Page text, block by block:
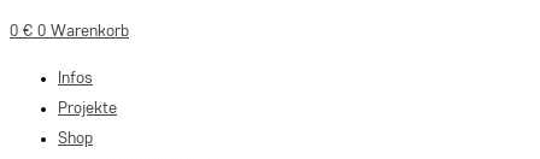
0 € 0 Warenkorb
Infos
Projekte
Shop